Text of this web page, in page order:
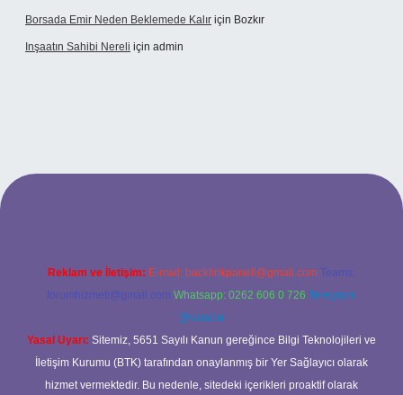
Borsada Emir Neden Beklemede Kalır için Bozkır
Inşaatın Sahibi Nereli için admin
Reklam ve İletişim: E-mail: backlinkpaneli@gmail.com Teams:
forumhizmeti@gmail.com Whatsapp: 0262 606 0 726 Telegram:
@karabul
Yasal Uyarı: Sitemiz, 5651 Sayılı Kanun gereğince Bilgi Teknolojileri ve
İletişim Kurumu (BTK) tarafından onaylanmış bir Yer Sağlayıcı olarak
hizmet vermektedir. Bu nedenle, sitedeki içerikleri proaktif olarak